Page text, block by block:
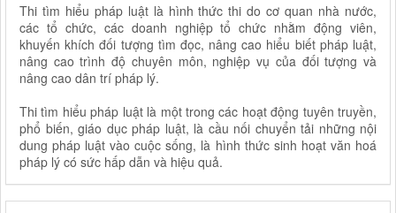
Thi tìm hiểu pháp luật là hình thức thi do cơ quan nhà nư­ớc,
các tổ chức, các doanh nghiệp tổ chức nhằm động viên,
khuyến khích đối tượng tìm đọc, nâng cao hiểu biết pháp luật,
nâng cao trình độ chuyên môn, nghiệp vụ của đối t­ượng và
nâng cao dân trí pháp lý.
Thi tìm hiểu pháp luật là một trong các hoạt động tuyên truyền,
phổ biến, giáo dục pháp luật, là cầu nối chuyển tải những nội
dung pháp luật vào cuộc sống, là hình thức sinh hoạt văn hoá
pháp lý có sức hấp dẫn và hiệu quả.